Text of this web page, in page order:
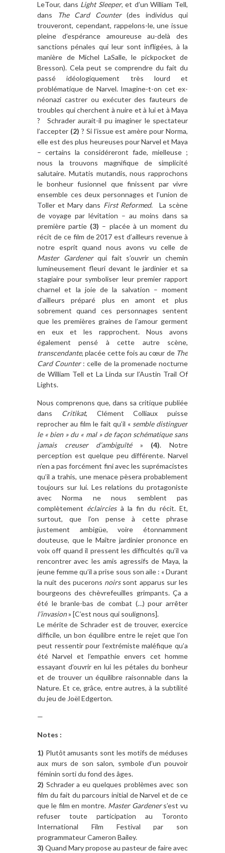
LeTour, dans Light Sleeper, et d’un William Tell,
dans
The Card Counter(des individus qui
trouveront, cependant, rappelons-le, une issue
pleine d’espérance amoureuse au-delà des
sanctions pénales qui leur sont infligées, à la
manière de Michel LaSalle, le pickpocket de
Bresson). Cela peut se comprendre du fait du
passé idéologiquement très lourd et
problématique de Narvel. Imagine-t-on cet ex-
néonazi castrer ou exécuter des fauteurs de
troubles qui cherchent à nuire et à lui et à Maya
? Schrader aurait-il pu imaginer le spectateur
l’accepter (2) ? Si l’issue est amère pour Norma,
elle est des plus heureuses pour Narvel et Maya
– certains la considéreront fade, mielleuse ;
nous la trouvons magnifique de simplicité
salutaire. Mutatis mutandis, nous rapprochons
le bonheur fusionnel que finissent par vivre
ensemble ces deux personnages et l’union de
Toller et Mary dans First Reformed. La scène
de voyage par lévitation – au moins dans sa
première partie (3) – placée à un moment du
récit de ce film de 2017 est d’ailleurs revenue à
notre esprit quand nous avons vu celle de
Master Gardenerqui fait s’ouvrir un chemin
lumineusement fleuri devant le jardinier et sa
stagiaire pour symboliser leur premier rapport
charnel et la joie de la salvation – moment
d’ailleurs préparé plus en amont et plus
sobrement quand ces personnages sentent
que les premières graines de l’amour germent
en eux et les rapprochent. Nous avons
également pensé à cette autre scène,
transcendante, placée cette fois au cœur de The
Card Counter: celle de la promenade nocturne
de William Tell et La Linda sur l’Austin Trail Of
Lights.
Nous comprenons que, dans sa critique publiée
dans Critikat, Clément Colliaux puisse
reprocher au film le fait qu’il « semble distinguer
le « bien » du « mal » de façon schématique sans
jamais creuser d’ambiguïté» (4). Notre
perception est quelque peu différente. Narvel
n’en a pas forcément fini avec les suprémacistes
qu’il a trahis, une menace pèsera probablement
toujours sur lui. Les relations du protagoniste
avec Norma ne nous semblent pas
complètement éclairciesà la fin du récit. Et,
surtout, que l’on pense à cette phrase
justement ambigüe, voire étonnamment
douteuse, que le Maître jardinier prononce en
voix off quand il pressent les difficultés qu’il va
rencontrer avec les amis agressifs de Maya, la
jeune femme qu’il a prise sous son aile : « Durant
la nuit des pucerons noirssont apparus sur les
bourgeons des chèvrefeuilles grimpants. Ça a
été le branle-bas de combat (…) pour arrêter
l’invasion» [C’est nous qui soulignons].
Le mérite de Schrader est de trouver, exercice
difficile, un bon équilibre entre le rejet que l’on
peut ressentir pour l’extrémiste maléfique qu’a
été Narvel et l’empathie envers cet homme
essayant d’ouvrir en lui les pétales du bonheur
et de trouver un équilibre raisonnable dans la
Nature. Et ce, grâce, entre autres, à la subtilité
du jeu de Joël Edgerton.
—
Notes :
1) Plutôt amusants sont les motifs de méduses
aux murs de son salon, symbole d’un pouvoir
féminin sorti du fond des âges.
2) Schrader a eu quelques problèmes avec son
film du fait du parcours initial de Narvel et de ce
que le film en montre. Master Gardeners’est vu
refuser toute participation au Toronto
International Film Festival par son
programmateur Cameron Bailey.
3) Quand Mary propose au pasteur de faire avec